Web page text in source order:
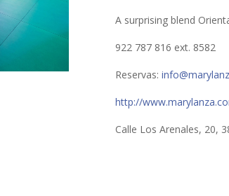
A surprising blend
922 787 816 ext. 8582
Reservas:
http://
Calle Los Arenales, 20,